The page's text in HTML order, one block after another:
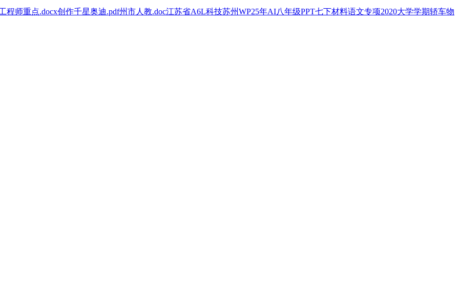
程师重点.docx创作千星奥迪.pdf州市人教.doc江苏省A6L科技苏州WP25年AI八年级PPT七下材料语文专项2020大学学期轿车物